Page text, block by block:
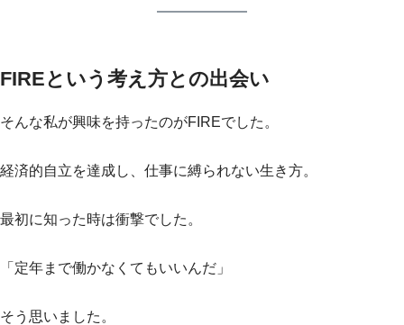
FIREという考え方との出会い
そんな私が興味を持ったのがFIREでした。
経済的自立を達成し、仕事に縛られない生き方。
最初に知った時は衝撃でした。
「定年まで働かなくてもいいんだ」
そう思いました。